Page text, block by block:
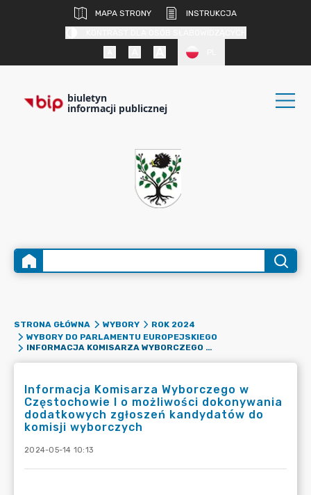
MAPA STRONY
INSTRUKCJA
biuletyn
informacji publicznej
STRONA GŁÓWNA WYBORY
ROK 2024
WYBORY DO PARLAMENTU EUROPEJSKIEGO
INFORMACJA KOMISARZA WYBORCZEGO W CZĘSTOCHOWIE I O MOŻLIWOŚCI DOKONYWANIA DODATKOWYCH ZGŁOSZEŃ KANDYDATÓW DO KOMISJI WYBORCZYCH
Informacja Komisarza Wyborczego w
Częstochowie I o możliwości dokonywania
dodatkowych zgłoszeń kandydatów do
komisji wyborczych
2024-05-14 10:13